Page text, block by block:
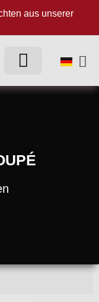
aus unserer